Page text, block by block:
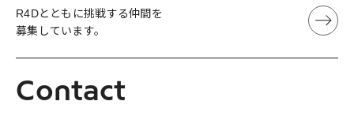
R4Dとともに挑戦する仲間を
募集しています。
Contact